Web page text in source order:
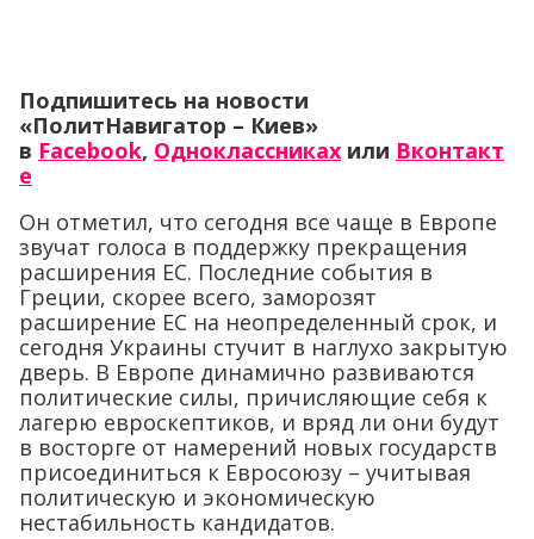
Подпишитесь на новости
«ПолитНавигатор – Киев»
в Facebook, Одноклассниках или Вконтакт
е
Он отметил, что сегодня все чаще в Европе
звучат голоса в поддержку прекращения
расширения ЕС. Последние события в
Греции, скорее всего, заморозят
расширение ЕС на неопределенный срок, и
сегодня Украины стучит в наглухо закрытую
дверь. В Европе динамично развиваются
политические силы, причисляющие себя к
лагерю евроскептиков, и вряд ли они будут
в восторге от намерений новых государств
присоединиться к Евросоюзу – учитывая
политическую и экономическую
нестабильность кандидатов.